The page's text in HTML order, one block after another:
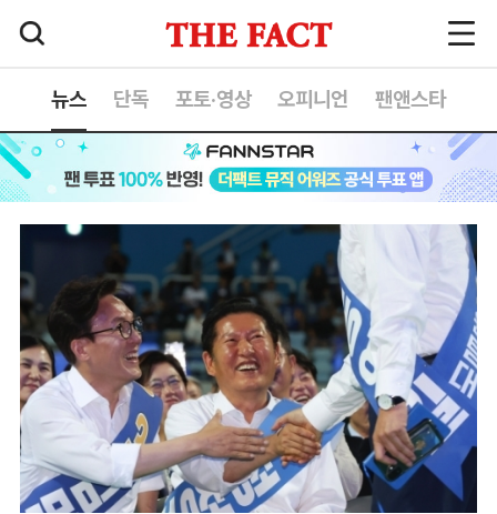
뉴스 단독 포토·영상 오피니언 팬앤스타